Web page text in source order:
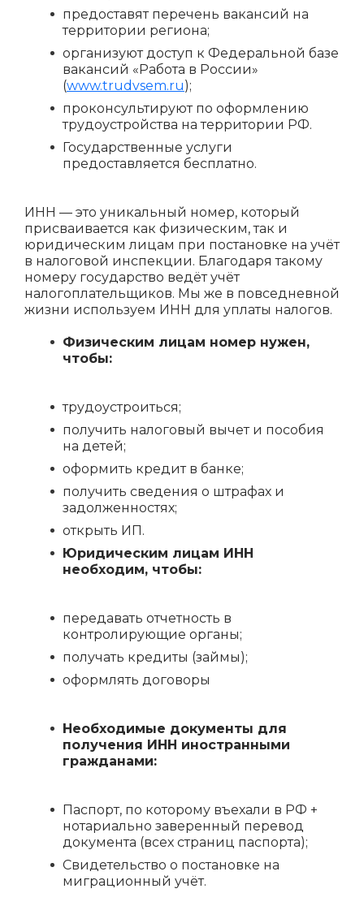
предоставят перечень вакансий на
территории региона;
организуют доступ к Федеральной базе
вакансий «Работа в России»
(www.trudvsem.ru);
проконсультируют по оформлению
трудоустройства на территории РФ.
Государственные услуги
предоставляется бесплатно.
ИНН — это уникальный номер, который
присваивается как физическим, так и
юридическим лицам при постановке на учёт
в налоговой инспекции. Благодаря такому
номеру государство ведёт учёт
налогоплательщиков. Мы же в повседневной
жизни используем ИНН для уплаты налогов.
Физическим лицам номер нужен,
чтобы:
трудоустроиться;
получить налоговый вычет и пособия
на детей;
оформить кредит в банке;
получить сведения о штрафах и
задолженностях;
открыть ИП.
Юридическим лицам ИНН
необходим, чтобы:
передавать отчетность в
контролирующие органы;
получать кредиты (займы);
оформлять договоры
Необходимые документы для
получения ИНН иностранными
гражданами:
Паспорт, по которому въехали в РФ +
нотариально заверенный перевод
документа (всех страниц паспорта);
Свидетельство о постановке на
миграционный учёт.